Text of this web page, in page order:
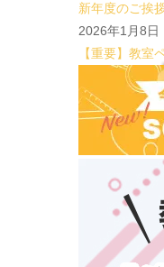
山形県
福島県
関東
栃木県
群馬県
埼玉県
東京都
神奈川県
新潟県
新年度のご挨
2026年1月8日
【重要】教室